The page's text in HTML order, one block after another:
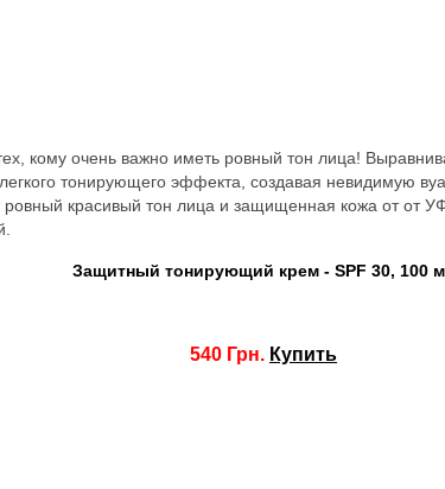
кому очень важно иметь ровный тон лица!
тонирующего эффекта, создавая невидимую
ровный красивый тон лица и защищенная кожа от от
Защитный тонирующий крем - SPF 30, 100
540 Грн. Купить